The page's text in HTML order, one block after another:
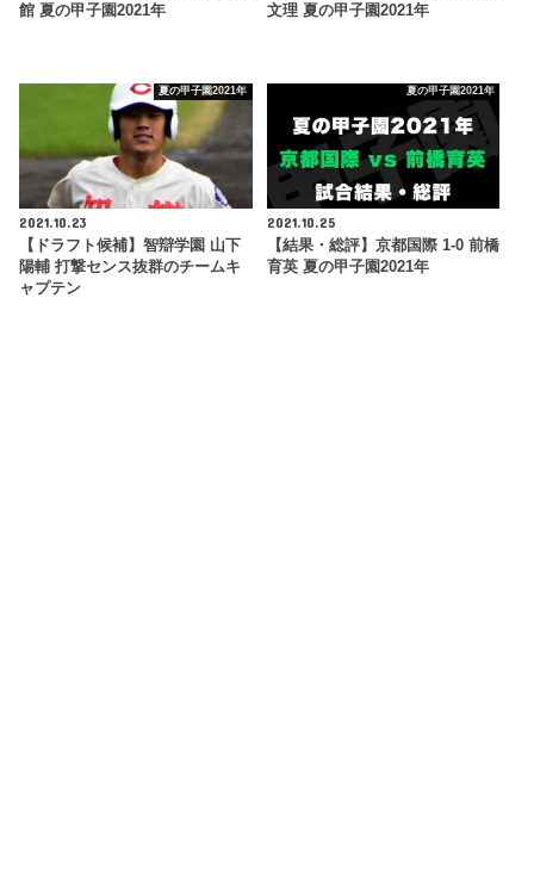
館 夏の甲子園2021年
文理 夏の甲子園2021年
夏の甲子園2021年
2021.10.23
【ドラフト候補】智辯学園 山下
陽輔 打撃センス抜群のチームキ
ャプテン
夏の甲子園2021年
2021.10.25
【結果・総評】京都国際 1-0 前橋
育英 夏の甲子園2021年